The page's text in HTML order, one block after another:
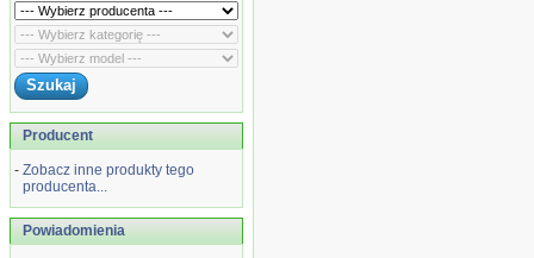
Producent
- Zobacz inne produkty tego
producenta...
Powiadomienia